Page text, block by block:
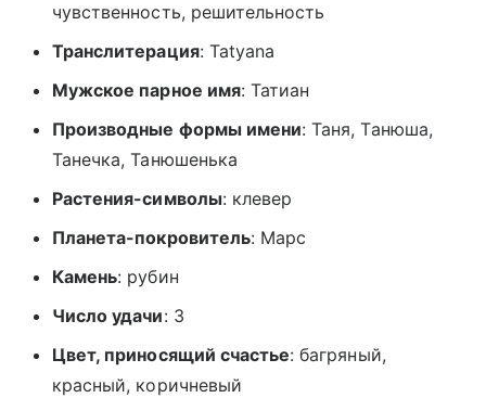
чувственность, решительность
Транслитерация: Tatyana
Мужское парное имя: Татиан
Производные формы имени: Таня, Танюша,
Танечка, Танюшенька
Растения-символы: клевер
Планета-покровитель: Марс
Камень: рубин
Число удачи: 3
Цвет, приносящий счастье: багряный,
красный, коричневый